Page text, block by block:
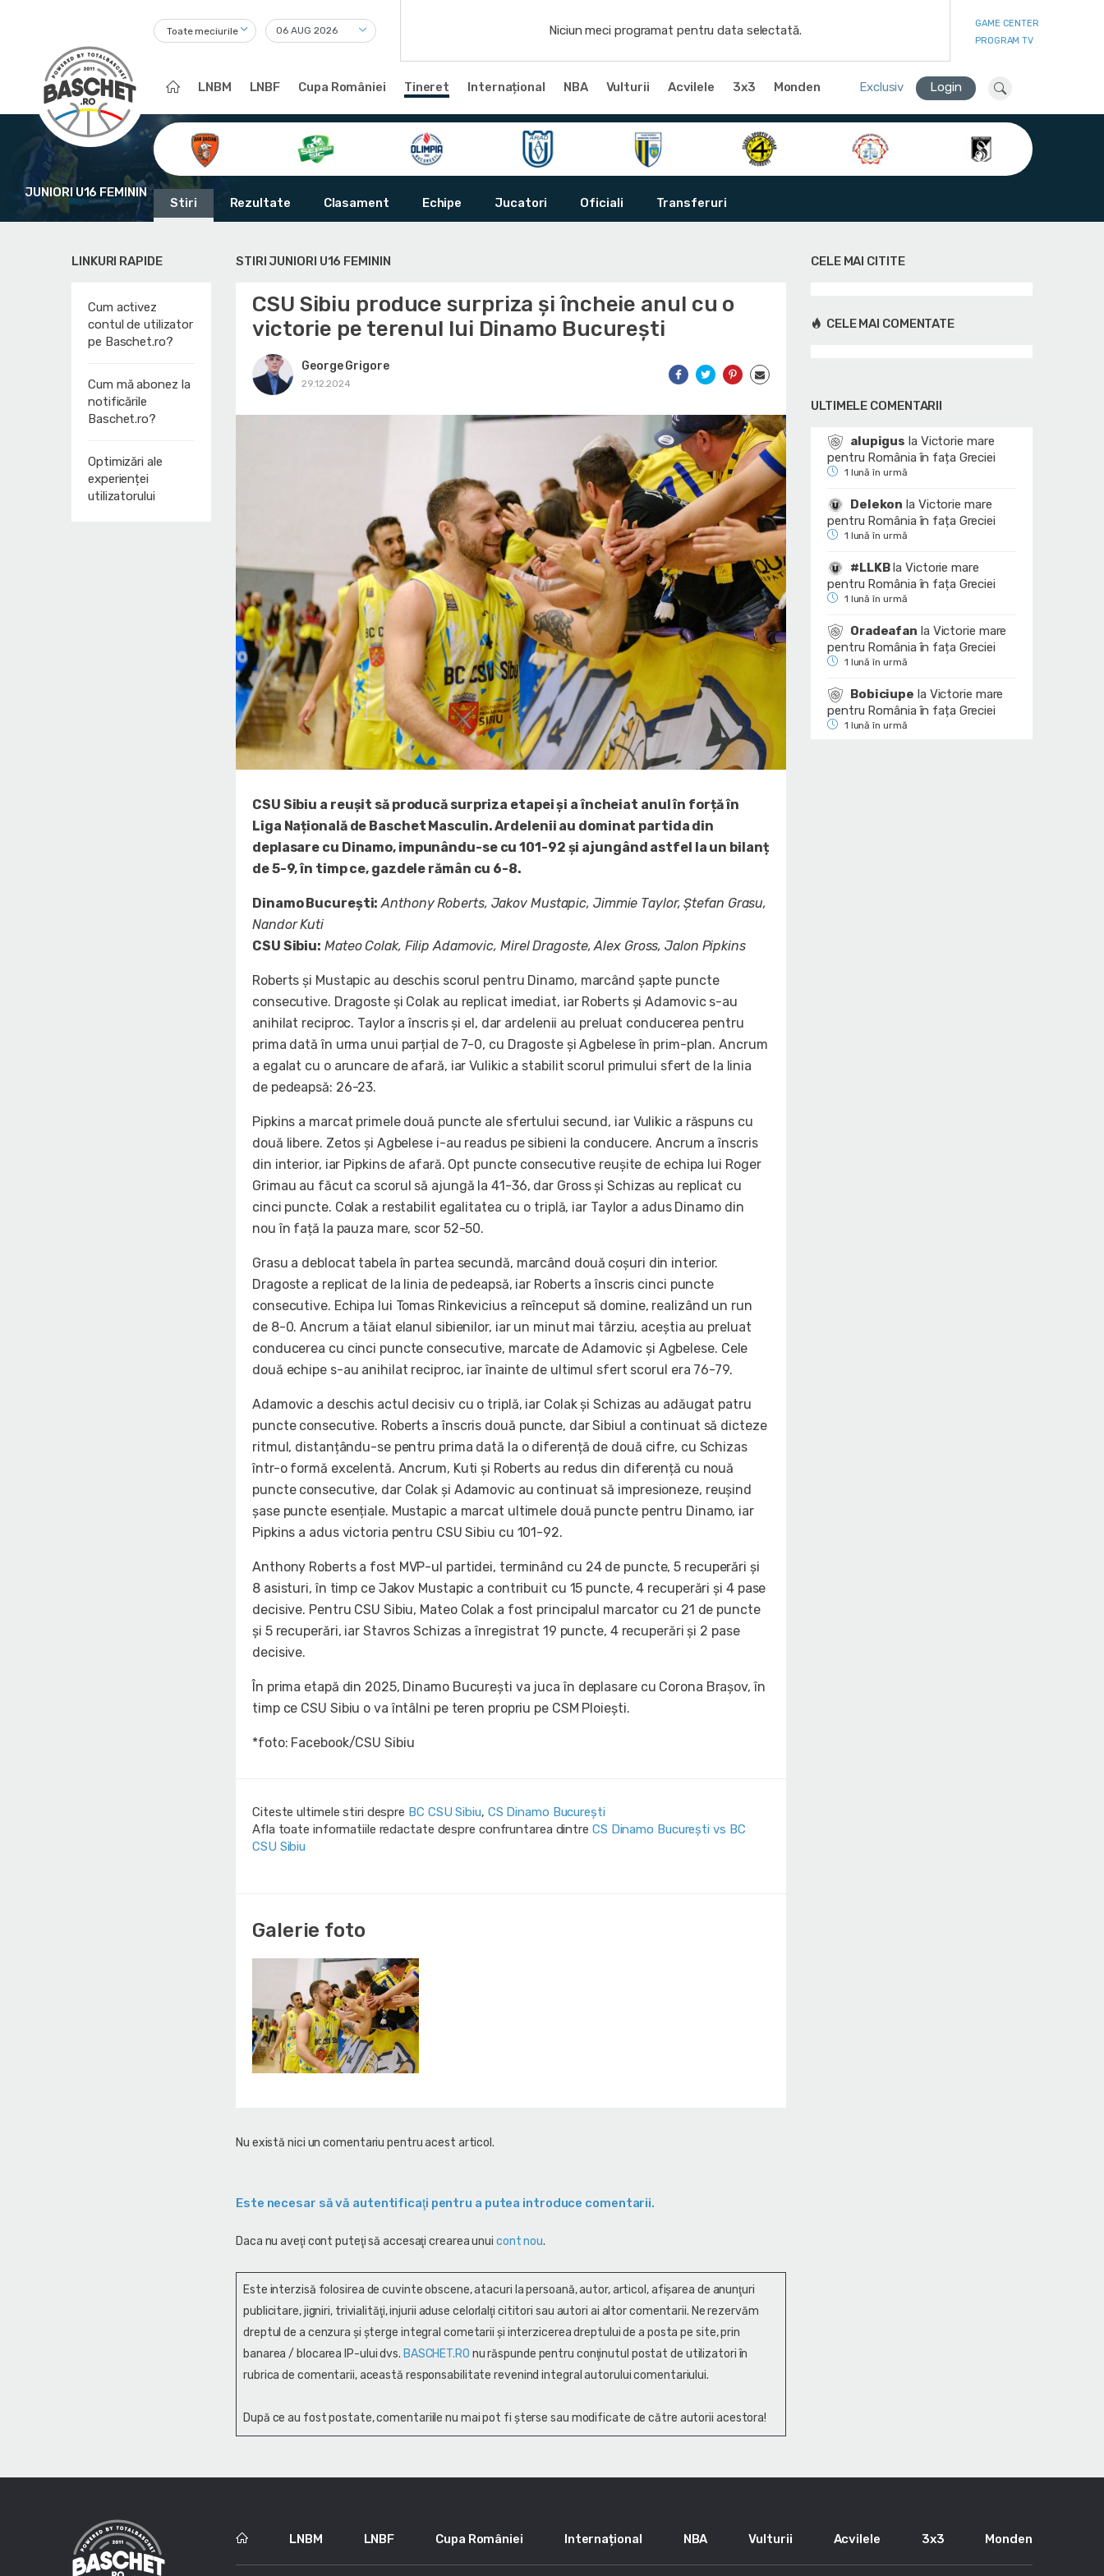
Toate meciurile Niciun meci programat pentru data selectată.
GAME CENTER
PROGRAM TV
LNBM LNBF Cupa României Tineret Internațional NBA Vulturii Acvilele 3x3 Monden Exclusiv Login
JUNIORI U16 FEMININ
Stiri Rezultate Clasament Echipe Jucatori Oficiali Transferuri
LINKURI RAPIDE
Cum activez
contul de utilizator
pe Baschet.ro?
Cum mă abonez la
notificările
Baschet.ro?
Optimizări ale
experienței
utilizatorului
STIRI JUNIORI U16 FEMININ
CSU Sibiu produce surpriza și încheie anul cu o
victorie pe terenul lui Dinamo București
George Grigore
29.12.2024
CSU Sibiu a reușit să producă surpriza etapei și a încheiat anul în forță în
Liga Națională de Baschet Masculin. Ardelenii au dominat partida din
deplasare cu Dinamo, impunându-se cu 101-92 și ajungând astfel la un bilanț
de 5-9, în timp ce, gazdele rămân cu 6-8.
Dinamo București: Anthony Roberts, Jakov Mustapic, Jimmie Taylor, Ștefan Grasu,
Nandor Kuti
CSU Sibiu: Mateo Colak, Filip Adamovic, Mirel Dragoste, Alex Gross, Jalon Pipkins
Roberts și Mustapic au deschis scorul pentru Dinamo, marcând șapte puncte
consecutive. Dragoste și Colak au replicat imediat, iar Roberts și Adamovic s-au
anihilat reciproc. Taylor a înscris și el, dar ardelenii au preluat conducerea pentru
prima dată în urma unui parțial de 7-0, cu Dragoste și Agbelese în prim-plan. Ancrum
a egalat cu o aruncare de afară, iar Vulikic a stabilit scorul primului sfert de la linia
de pedeapsă: 26-23.
Pipkins a marcat primele două puncte ale sfertului secund, iar Vulikic a răspuns cu
două libere. Zetos și Agbelese i-au readus pe sibieni la conducere. Ancrum a înscris
din interior, iar Pipkins de afară. Opt puncte consecutive reușite de echipa lui Roger
Grimau au făcut ca scorul să ajungă la 41-36, dar Gross și Schizas au replicat cu
cinci puncte. Colak a restabilit egalitatea cu o triplă, iar Taylor a adus Dinamo din
nou în față la pauza mare, scor 52-50.
Grasu a deblocat tabela în partea secundă, marcând două coșuri din interior.
Dragoste a replicat de la linia de pedeapsă, iar Roberts a înscris cinci puncte
consecutive. Echipa lui Tomas Rinkevicius a reînceput să domine, realizând un run
de 8-0. Ancrum a tăiat elanul sibienilor, iar un minut mai târziu, aceștia au preluat
conducerea cu cinci puncte consecutive, marcate de Adamovic și Agbelese. Cele
două echipe s-au anihilat reciproc, iar înainte de ultimul sfert scorul era 76-79.
Adamovic a deschis actul decisiv cu o triplă, iar Colak și Schizas au adăugat patru
puncte consecutive. Roberts a înscris două puncte, dar Sibiul a continuat să dicteze
ritmul, distanțându-se pentru prima dată la o diferență de două cifre, cu Schizas
într-o formă excelentă. Ancrum, Kuti și Roberts au redus din diferență cu nouă
puncte consecutive, dar Colak și Adamovic au continuat să impresioneze, reușind
șase puncte esențiale. Mustapic a marcat ultimele două puncte pentru Dinamo, iar
Pipkins a adus victoria pentru CSU Sibiu cu 101-92.
Anthony Roberts a fost MVP-ul partidei, terminând cu 24 de puncte, 5 recuperări și
8 asisturi, în timp ce Jakov Mustapic a contribuit cu 15 puncte, 4 recuperări și 4 pase
decisive. Pentru CSU Sibiu, Mateo Colak a fost principalul marcator cu 21 de puncte
și 5 recuperări, iar Stavros Schizas a înregistrat 19 puncte, 4 recuperări și 2 pase
decisive.
În prima etapă din 2025, Dinamo București va juca în deplasare cu Corona Brașov, în
timp ce CSU Sibiu o va întâlni pe teren propriu pe CSM Ploiești.
*foto: Facebook/CSU Sibiu
Citeste ultimele stiri despre BC CSU Sibiu, CS Dinamo Bucureşti
Afla toate informatiile redactate despre confruntarea dintre CS Dinamo Bucureşti vs BC
CSU Sibiu
Galerie foto
Nu există nici un comentariu pentru acest articol.
Este necesar să vă autentificaţi pentru a putea introduce comentarii.
Daca nu aveţi cont puteţi să accesaţi crearea unui cont nou.
Este interzisă folosirea de cuvinte obscene, atacuri la persoană, autor, articol, afişarea de anunţuri
publicitare, jigniri, trivialităţi, injurii aduse celorlalţi cititori sau autori ai altor comentarii. Ne rezervăm
dreptul de a cenzura și şterge integral cometarii și interzicerea dreptului de a posta pe site, prin
banarea / blocarea IP-ului dvs. BASCHET.RO nu răspunde pentru conţinutul postat de utilizatori în
rubrica de comentarii, această responsabilitate revenind integral autorului comentariului.
După ce au fost postate, comentariile nu mai pot fi șterse sau modificate de către autorii acestora!
CELE MAI CITITE
CELE MAI COMENTATE
ULTIMELE COMENTARII
alupigus la Victorie mare
pentru România în fața Greciei
1 lună în urmă
Delekon la Victorie mare
pentru România în fața Greciei
1 lună în urmă
#LLKBlaVictorie mare
pentru România în fața Greciei
1 lună în urmă
Oradeafan la Victorie mare
pentru România în fața Greciei
1 lună în urmă
Bobiciupe la Victorie mare
pentru România în fața Greciei
1 lună în urmă
LNBM LNBF Cupa României Internațional NBA Vulturii Acvilele 3x3 Monden